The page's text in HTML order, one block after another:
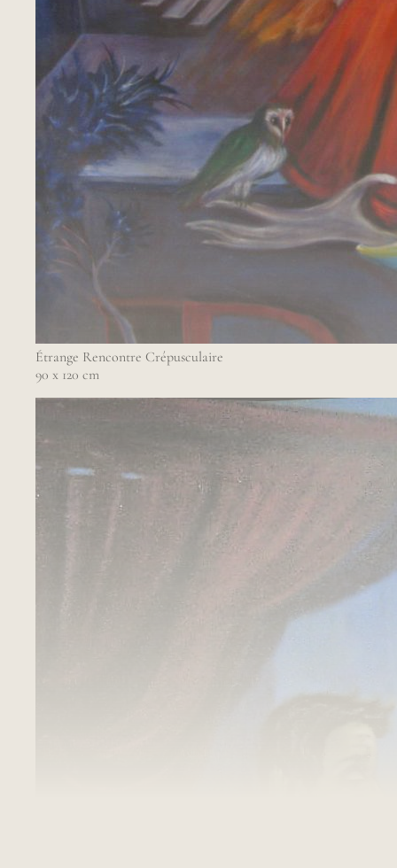
Étrange Rencontre Crépusculaire
90 x 120 cm